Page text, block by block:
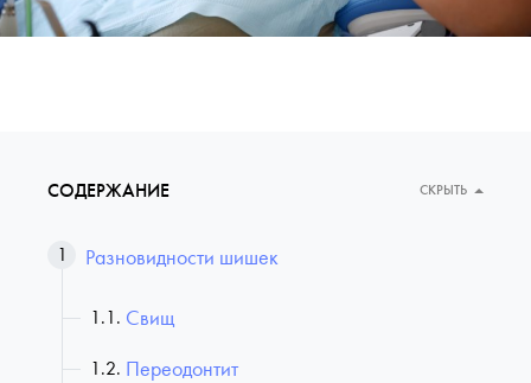
СОДЕРЖАНИЕ СКРЫТЬ
Разновидности шишек
Свищ
Переодонтит